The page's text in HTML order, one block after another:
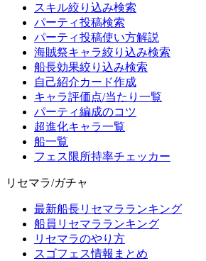
スキル絞り込み検索
パーティ投稿検索
パーティ投稿使い方解説
海賊祭キャラ絞り込み検索
船長効果絞り込み検索
自己紹介カード作成
キャラ評価点/当たり一覧
パーティ編成のコツ
超進化キャラ一覧
船一覧
フェス限所持率チェッカー
リセマラ/ガチャ
最新船長リセマラランキング
船員リセマラランキング
リセマラのやり方
スゴフェス情報まとめ